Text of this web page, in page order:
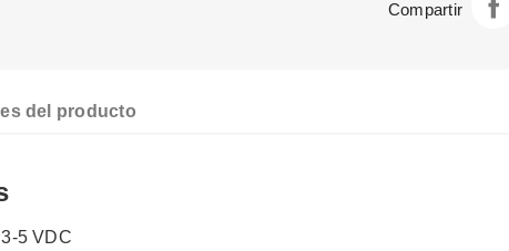
Compartir
del producto
5 VDC